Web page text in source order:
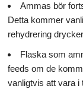
Ammas bör
Detta kommer
rehydrering
Flaska som
feeds om de
vanligtvis att vara i